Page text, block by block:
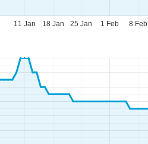
1 Feb
11 Jan 18 Jan 25 Jan 8 Feb